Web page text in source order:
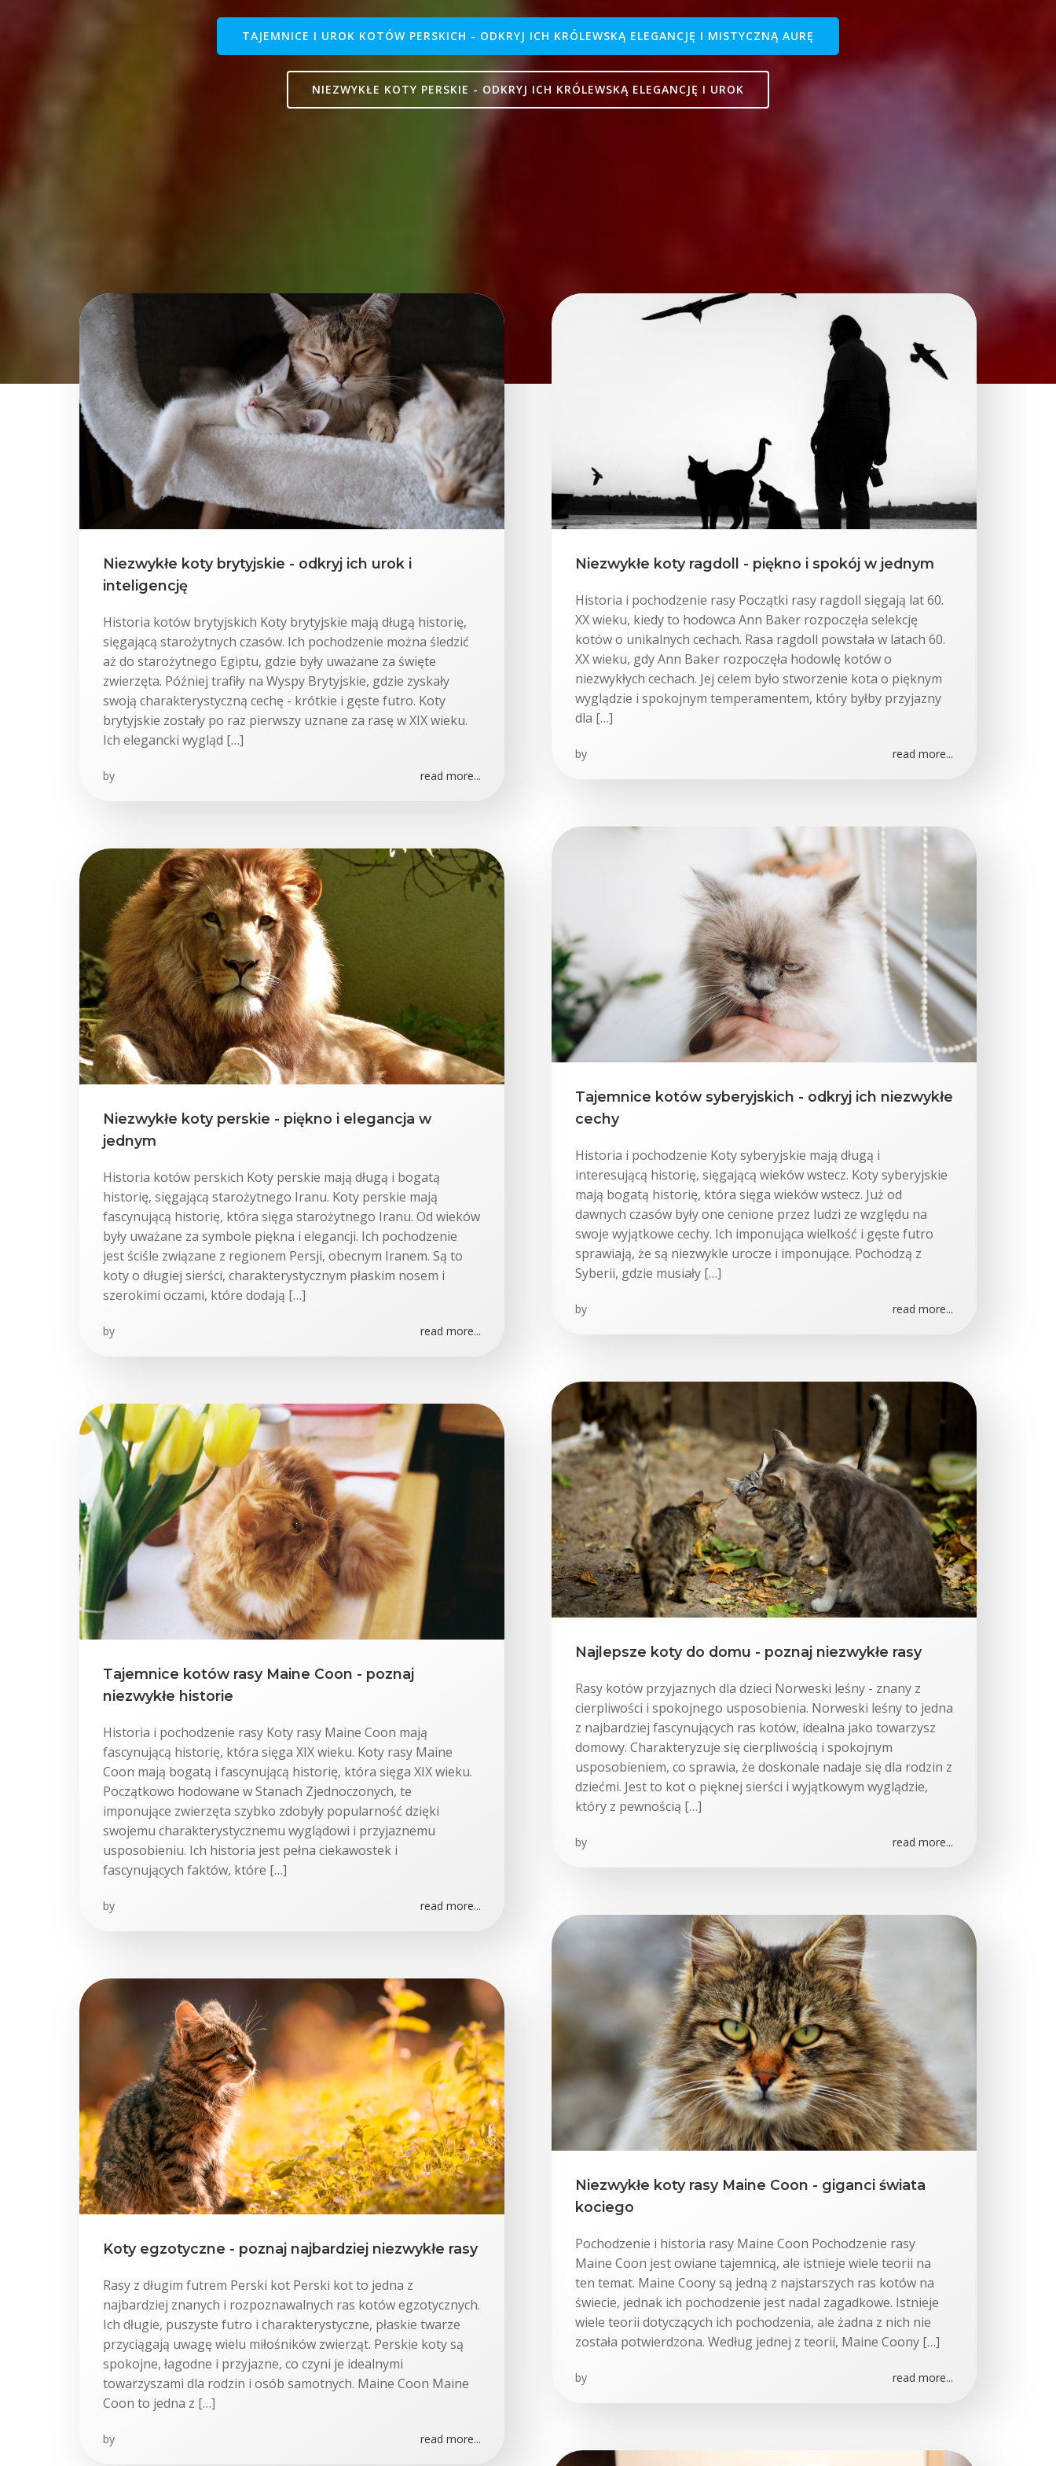
TAJEMNICE I UROK KOTÓW PERSKICH - ODKRYJ ICH KRÓLEWSKĄ ELEGANCJĘ I MISTYCZNĄ AURĘ
NIEZWYKŁE KOTY PERSKIE - ODKRYJ ICH KRÓLEWSKĄ ELEGANCJĘ I UROK
Niezwykłe koty brytyjskie - odkryj ich urok i
inteligencję
Historia kotów brytyjskich Koty brytyjskie mają długą historię,
sięgającą starożytnych czasów. Ich pochodzenie można śledzić
aż do starożytnego Egiptu, gdzie były uważane za święte
zwierzęta. Później trafiły na Wyspy Brytyjskie, gdzie zyskały
swoją charakterystyczną cechę - krótkie i gęste futro. Koty
brytyjskie zostały po raz pierwszy uznane za rasę w XIX wieku.
Ich elegancki wygląd […]
by read more...
Niezwykłe koty ragdoll - piękno i spokój w jednym
Historia i pochodzenie rasy Początki rasy ragdoll sięgają lat 60.
XX wieku, kiedy to hodowca Ann Baker rozpoczęła selekcję
kotów o unikalnych cechach. Rasa ragdoll powstała w latach 60.
XX wieku, gdy Ann Baker rozpoczęła hodowlę kotów o
niezwykłych cechach. Jej celem było stworzenie kota o pięknym
wyglądzie i spokojnym temperamentem, który byłby przyjazny
dla […]
by read more...
Tajemnice kotów syberyjskich - odkryj ich niezwykłe
cechy
Historia i pochodzenie Koty syberyjskie mają długą i
interesującą historię, sięgającą wieków wstecz. Koty syberyjskie
mają bogatą historię, która sięga wieków wstecz. Już od
dawnych czasów były one cenione przez ludzi ze względu na
swoje wyjątkowe cechy. Ich imponująca wielkość i gęste futro
sprawiają, że są niezwykle urocze i imponujące. Pochodzą z
Syberii, gdzie musiały […]
by read more...
Niezwykłe koty perskie - piękno i elegancja w
jednym
Historia kotów perskich Koty perskie mają długą i bogatą
historię, sięgającą starożytnego Iranu. Koty perskie mają
fascynującą historię, która sięga starożytnego Iranu. Od wieków
były uważane za symbole piękna i elegancji. Ich pochodzenie
jest ściśle związane z regionem Persji, obecnym Iranem. Są to
koty o długiej sierści, charakterystycznym płaskim nosem i
szerokimi oczami, które dodają […]
by read more...
Najlepsze koty do domu - poznaj niezwykłe rasy
Rasy kotów przyjaznych dla dzieci Norweski leśny - znany z
cierpliwości i spokojnego usposobienia. Norweski leśny to jedna
z najbardziej fascynujących ras kotów, idealna jako towarzysz
domowy. Charakteryzuje się cierpliwością i spokojnym
usposobieniem, co sprawia, że doskonale nadaje się dla rodzin z
dziećmi. Jest to kot o pięknej sierści i wyjątkowym wyglądzie,
który z pewnością […]
by read more...
Tajemnice kotów rasy Maine Coon - poznaj
niezwykłe historie
Historia i pochodzenie rasy Koty rasy Maine Coon mają
fascynującą historię, która sięga XIX wieku. Koty rasy Maine
Coon mają bogatą i fascynującą historię, która sięga XIX wieku.
Początkowo hodowane w Stanach Zjednoczonych, te
imponujące zwierzęta szybko zdobyły popularność dzięki
swojemu charakterystycznemu wyglądowi i przyjaznemu
usposobieniu. Ich historia jest pełna ciekawostek i
fascynujących faktów, które […]
by read more...
Niezwykłe koty rasy Maine Coon - giganci świata
kociego
Pochodzenie i historia rasy Maine Coon Pochodzenie rasy
Maine Coon jest owiane tajemnicą, ale istnieje wiele teorii na
ten temat. Maine Coony są jedną z najstarszych ras kotów na
świecie, jednak ich pochodzenie jest nadal zagadkowe. Istnieje
wiele teorii dotyczących ich pochodzenia, ale żadna z nich nie
została potwierdzona. Według jednej z teorii, Maine Coony […]
by read more...
Koty egzotyczne - poznaj najbardziej niezwykłe rasy
Rasy z długim futrem Perski kot Perski kot to jedna z
najbardziej znanych i rozpoznawalnych ras kotów egzotycznych.
Ich długie, puszyste futro i charakterystyczne, płaskie twarze
przyciągają uwagę wielu miłośników zwierząt. Perskie koty są
spokojne, łagodne i przyjazne, co czyni je idealnymi
towarzyszami dla rodzin i osób samotnych. Maine Coon Maine
Coon to jedna z […]
by read more...